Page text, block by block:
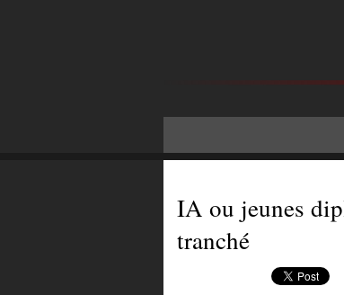
IA ou jeunes
tranché